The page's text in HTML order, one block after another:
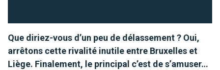
Que diriez-vous d’un peu de délassement ? Oui,
arrêtons cette rivalité inutile entre Bruxelles et
Liège. Finalement, le principal c’est de s’amuser…